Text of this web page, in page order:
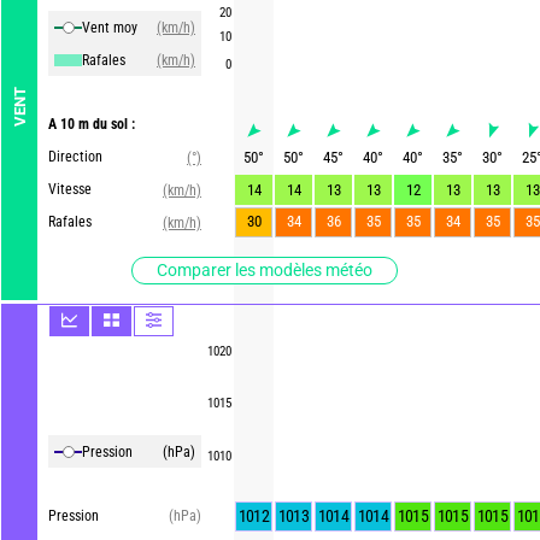
VENT
Vent moy
(km/h)
Rafales
(km/h)
A 10 m du sol :
Direction
(°)
Vitesse
(km/h)
Rafales
(km/h)
Comparer les modèles météo
Pression (hPa)
Pression (hPa)
20
10
0
1020
1015
1010
50° 50° 45° 40° 40° 35° 30° 25
14
14 13 13 12 13 13
13
30
34 36 35 35 34 35 35
1012 1013 1014 1014 1015 1015 1015